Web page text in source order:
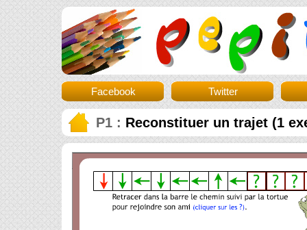
Facebook Twitter
P1 : Reconstituer un trajet (1